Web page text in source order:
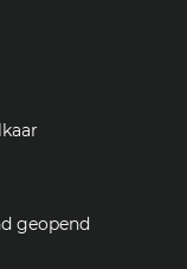
geopend